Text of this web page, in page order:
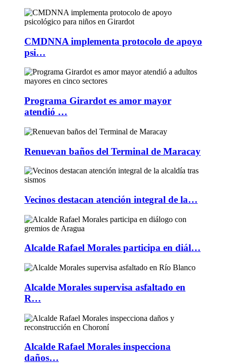
CMDNNA implementa protocolo de apoyo
psi…
Programa Girardot es amor mayor
atendió …
Renuevan baños del Terminal de Maracay
Vecinos destacan atención integral de la…
Alcalde Rafael Morales participa en diál…
Alcalde Morales supervisa asfaltado en
R…
Alcalde Rafael Morales inspecciona
daños…